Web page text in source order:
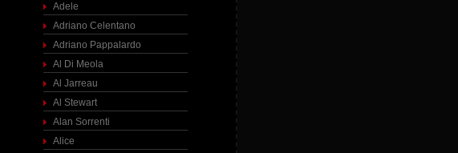
Adele
Adriano Celentano
Adriano Pappalardo
Al Di Meola
Al Jarreau
Al Stewart
Alan Sorrenti
Alice